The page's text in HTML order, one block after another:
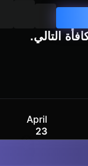
التالي.
April
23